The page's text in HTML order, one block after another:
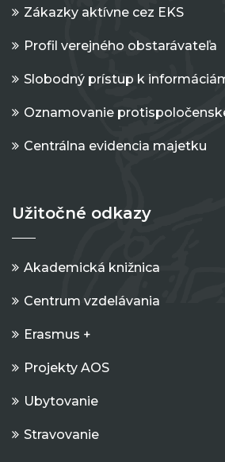
Zákazky aktívne cez EKS
Profil verejného obstarávateľa
Slobodný prístup k
Oznamovanie
Centrálna evidencia majetku
Užitočné odkazy
Akademická knižnica
Centrum vzdelávania
Erasmus +
Projekty AOS
Ubytovanie
Stravovanie